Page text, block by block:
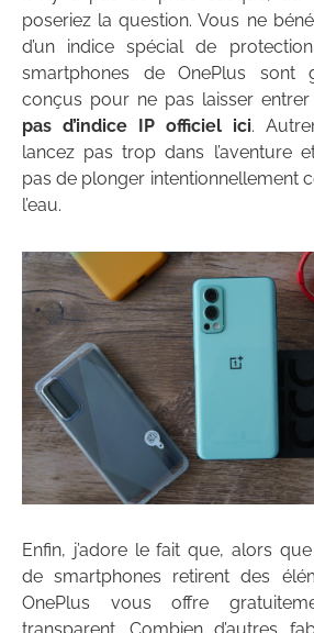
poseriez la question. Vous ne
d’un indice spécial de
smartphones de OnePlus sont
conçus pour ne pas laisser entrer
pas d’indice IP officiel ici.
lancez pas trop dans l’aventure
pas de plonger intentionnellement
l’eau.
Enfin, j’adore le fait que, alors
de smartphones retirent des
OnePlus vous offre